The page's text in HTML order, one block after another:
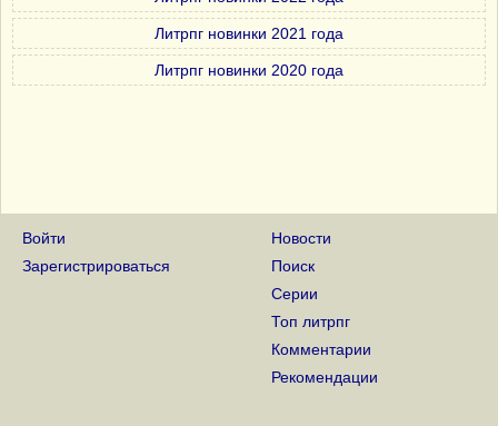
Литрпг новинки 2021 года
Литрпг новинки 2020 года
Войти
Зарегистрироваться
Новости
Поиск
Серии
Топ литрпг
Комментарии
Рекомендации